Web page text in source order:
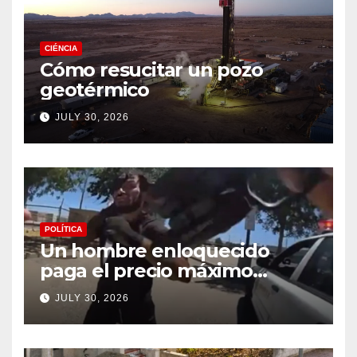
CIÉNCIA
Cómo resucitar un pozo
geotérmico
JULY 30, 2026
POLÍTICA
Un hombre enloquecido
paga el precio máximo
después de llevar un cuchillo
a un tiroteo con agentes del
condado de Los Ángeles
(VIDEO) * The Gateway
JULY 30, 2026